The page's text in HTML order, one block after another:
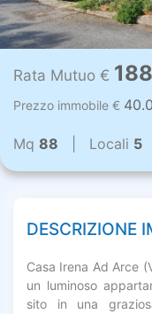
Rata Mutuo € 188
Prezzo immobile €
Mq 88 | Locali 5
DESCRIZIONE
Casa Irena Ad Arce
un luminoso
sito in una